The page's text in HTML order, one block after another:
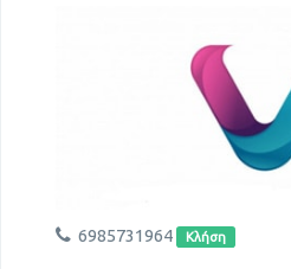
6985731964 Κλήση